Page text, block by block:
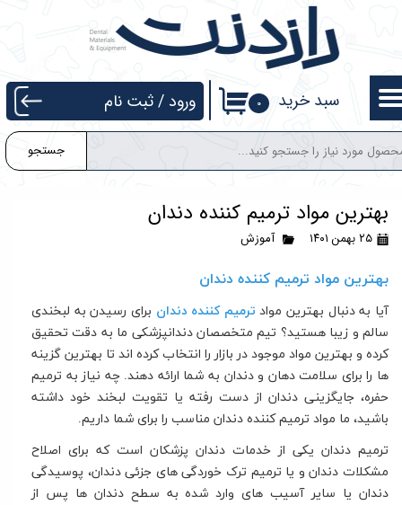
جستجو
۰ سبد خرید ورود /ثبت نام
حساب کاربری من
تغییر گذر واژه
سفارشات
خروج از حساب کاربری
بهترین مواد ترمیم کننده دندان
۲۵ بهمن ۱۴۰۱ آموزش
بهترین مواد ترمیم کننده دندان
آیا به دنبال بهترین مواد ترمیم کننده دندان برای رسیدن به لبخندی
سالم و زیبا هستید؟ تیم متخصصان دندانپزشکی ما به دقت تحقیق
کرده و بهترین مواد موجود در بازار را انتخاب کرده اند تا بهترین گزینه
ها را برای سلامت دهان و دندان به شما ارائه دهند. چه نیاز به ترمیم
حفره، جایگزینی دندان از دست رفته یا تقویت لبخند خود داشته
باشید، ما مواد ترمیم کننده دندان مناسب را برای شما داریم.
ترمیم دندان یکی از خدمات دندان پزشکان است که برای اصلاح
مشکلات دندان و یا ترمیم ترک خوردگی های جزئی دندان، پوسیدگی
دندان یا سایر آسیب های وارد شده به سطح دندان ها پس از